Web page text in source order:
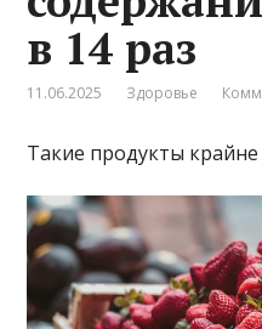
в 14 раз
11.06.2025 Здоровье
Такие продукты